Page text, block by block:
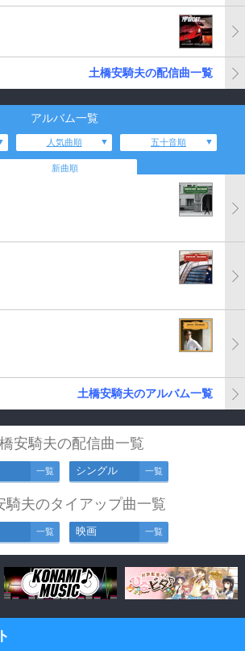
土橋安騎夫の配信曲一覧
アルバム一覧
人気曲順 五十音順
新曲順
土橋安騎夫のアルバム一覧
安騎夫の配信曲一覧
一覧 シングル 一覧
騎夫のタイアップ曲一覧
一覧 映画 一覧